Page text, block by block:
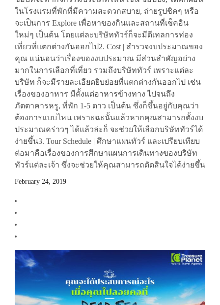
ในโรงแรมที่พักที่มีความสะดวกสบาย, ถ่ายรูปชิคๆ หรือ
จะเป็นการ Explore เพื่อหาของกินและสถานที่เช็คอิน
ใหม่ๆ เป็นต้น โดยแต่ละบริษัททัวร์ก็จะมีดีเทลการท่อง
เที่ยวที่แตกต่างกันออกไป2. Cost | สำรวจงบประมาณของ
คุณ แน่นอนว่าเรื่องของงบประมาณ มีส่วนสำคัญอย่าง
มากในการเลือกที่เที่ยว รวมถึงบริษัททัวร์ เพราะแต่ละ
บริษัท ก็จะมีรายละเอียดยิบย่อยที่แตกต่างกันออกไป เช่น
เรื่องของอาหาร มีตั้งแต่อาหารข้างทาง ไปจนถึง
ภัตตาคารหรู, ที่พัก 1-5 ดาว เป็นต้น ซึ่งก็ขึ้นอยู่กับคุณว่า
ต้องการแบบไหน เพราะฉะนั้นแล้วหากคุณสามารถตั้งงบ
ประมาณคร่าวๆ ได้แล้วล่ะก็ จะช่วยให้เลือกบริษัททัวร์ได้
ง่ายขึ้น3. Tour Schedule | ศึกษาแผนทัวร์ และเปรียบเทียบ
ต่อมาคือเรื่องของการศึกษาแผนการเดินทางของบริษัท
ทัวร์แต่ละเจ้า ซึ่งจะช่วยให้คุณสามารถตัดสินใจได้ง่ายขึ้น
February 24, 2019